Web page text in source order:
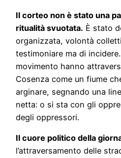
Il corteo non è stato una
ritualità svuotata. È stato
organizzata, volontà
testimoniare ma di
movimento hanno
Cosenza come un fiume
arginare, segnando una
netta: o si sta con gli
degli oppressori.
Il cuore politico della
l’attraversamento delle